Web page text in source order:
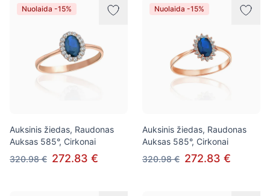
Nuolaida -15%
Auksinis žiedas, Raudonas
Auksas 585°, Cirkonai
320.98 € 272.83 €
Nuolaida -15%
Auksinis žiedas, Raudonas
Auksas 585°, Cirkonai
320.98 € 272.83 €